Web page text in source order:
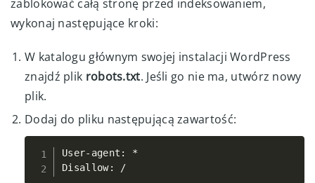
zablokować całą stronę przed indeksowaniem,
wykonaj następujące kroki:
W katalogu głównym swojej instalacji WordPress
znajdź plik robots.txt. Jeśli go nie ma, utwórz nowy
plik.
Dodaj do pliku następującą zawartość:
User- agent :
*
Disallow: /